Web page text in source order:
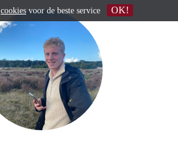
cookies voor de beste service OK!